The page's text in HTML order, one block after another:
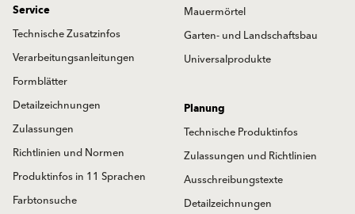
Mauermörtel
Garten- und Landschaftsbau
Universalprodukte
Service
Technische Zusatzinfos
Verarbeitungsanleitungen
Formblätter
Detailzeichnungen
Zulassungen
Richtlinien und Normen
Produktinfos in 11 Sprachen
Farbtonsuche
Planung
Technische Produktinfos
Zulassungen und Richtlinien
Ausschreibungstexte
Detailzeichnungen